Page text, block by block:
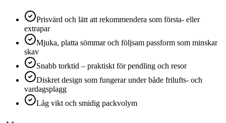
Prisvärd och lätt att rekommendera som första- eller
extrapar
Mjuka, platta sömmar och följsam passform som minskar
skav
Snabb torktid – praktiskt för pendling och resor
Diskret design som fungerar under både frilufts- och
vardagsplagg
Låg vikt och smidig packvolym